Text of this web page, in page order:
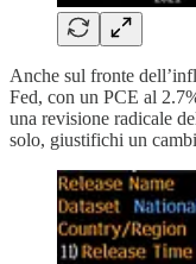
Anche sul fronte
Fed, con un PCE al
una revisione radicale
solo, giustifichi un